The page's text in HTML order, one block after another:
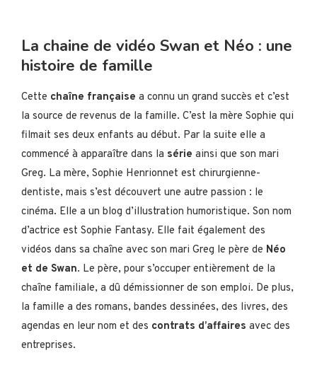
La chaine de vidéo Swan et Néo : une
histoire de famille
Cette chaîne française a connu un grand succès et c’est
la source de revenus de la famille. C’est la mère Sophie qui
filmait ses deux enfants au début. Par la suite elle a
commencé à apparaître dans la série ainsi que son mari
Greg. La mère, Sophie Henrionnet est chirurgienne-
dentiste, mais s’est découvert une autre passion : le
cinéma. Elle a un blog d’illustration humoristique. Son nom
d’actrice est Sophie Fantasy. Elle fait également des
vidéos dans sa chaîne avec son mari Greg le père de Néo
et de Swan. Le père, pour s’occuper entièrement de la
chaîne familiale, a dû démissionner de son emploi. De plus,
la famille a des romans, bandes dessinées, des livres, des
agendas en leur nom et des contrats d’affaires avec des
entreprises.